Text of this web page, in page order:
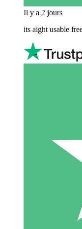
Il y a 2 jours
its aight usable